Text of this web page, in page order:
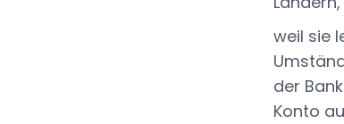
weil sie
der Bank
Konto